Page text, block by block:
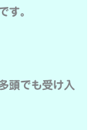
す。
頭でも受け入